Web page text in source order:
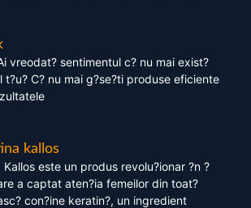
vreodat? sentimentul c? nu mai exist?
t?u? C? nu mai g?se?ti produse eficiente
kallos
este un produs revolu?ionar ?n ?
a captat aten?ia femeilor din toat?
con?ine keratin?, un ingredient